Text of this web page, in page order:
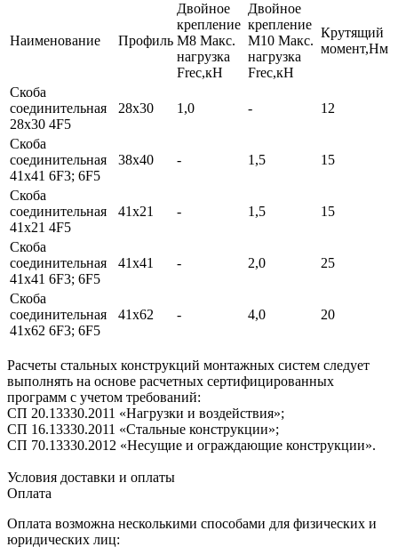
Наименование Профиль
Двойное
крепление
М8 Макс.
нагрузка
Frec,кН
Двойное
крепление
М10 Макс.
нагрузка
Frec,кН
Крутящий
момент,Нм
Скоба
соединительная
28x30 4F5
28х30 1,0 - 12
Скоба
соединительная
41x41 6F3; 6F5
38х40 - 1,5 15
Скоба
соединительная
41x21 4F5
41х21 - 1,5 15
Скоба
соединительная
41x41 6F3; 6F5
41х41 - 2,0 25
Скоба
соединительная
41x62 6F3; 6F5
41х62 - 4,0 20
Расчеты стальных конструкций монтажных систем следует
выполнять на основе расчетных сертифицированных
программ с учетом требований:
СП 20.13330.2011 «Нагрузки и воздействия»;
СП 16.13330.2011 «Стальные конструкции»;
СП 70.13330.2012 «Несущие и ограждающие конструкции».
Условия доставки и оплаты
Оплата
Оплата возможна несколькими способами для физических и
юридических лиц: